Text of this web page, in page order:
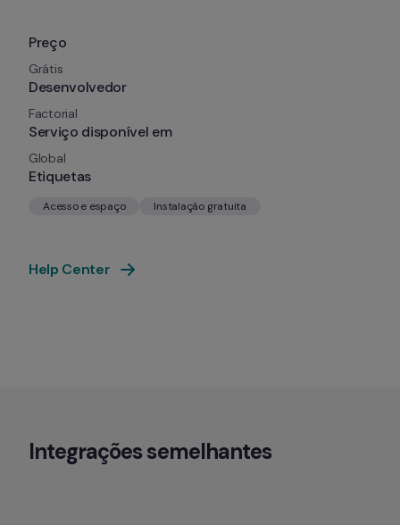
Preço
Grátis
Desenvolvedor
Factorial
Serviço disponível em
Global
Etiquetas
Acesso e espaço Instalação gratuita
Help Center
Integrações semelhantes